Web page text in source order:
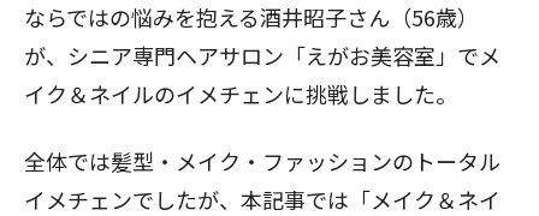
ならではの悩みを抱える酒井昭子さん（56歳）
が、シニア専門ヘアサロン「えがお美容室」でメ
イク＆ネイルのイメチェンに挑戦しました。
全体では髪型・メイク・ファッションのトータル
イメチェンでしたが、本記事では「メイク＆ネイ